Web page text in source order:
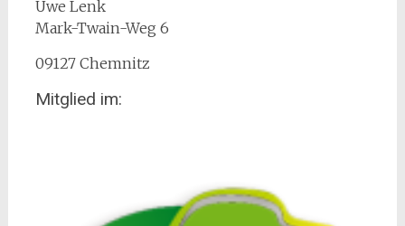
Uwe Lenk
Mark-Twain-Weg 6
09127 Chemnitz
Mitglied im: